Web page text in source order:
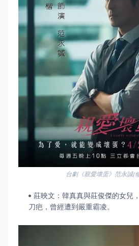
台劇《親愛壞蛋》范永誠(
莊映文：韓真真與莊俊傑的女兒
刀疤，曾經遭到嚴重霸凌。